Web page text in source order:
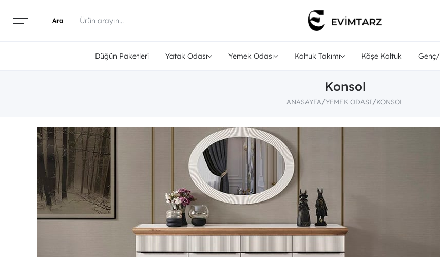
Düğün Paketleri Yatak Odası Yemek Odası Koltuk Takımı Köşe Koltuk
Konsol
ANASAYFA YEMEK ODASI KONSOL